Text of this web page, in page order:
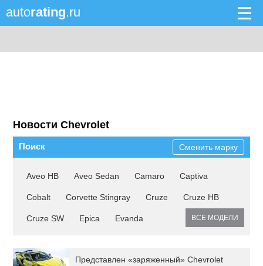
autorating.ru
Новости Chevrolet
Поиск Сменить марку
Aveo HB Aveo Sedan Camaro Captiva
Cobalt Corvette Stingray Cruze Cruze HB
Cruze SW Epica Evanda ВСЕ МОДЕЛИ
Представлен «заряженный» Chevrolet